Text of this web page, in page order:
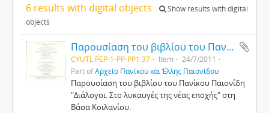
6 results with digital objects
Show results with digital
objects
Παρουσίαση του βιβλίου του Πανίκου Παιονίδη "Διάλογοι. Στο λυκαυγές της νέας εποχής"
CYUTL PEP-1-PP-PP1.37 Item
24/7/2011
Part ofΑρχείο Πανίκου και Έλλης Παιονίδου
Παρουσίαση του βιβλίου του Πανίκου Παιονίδη
"Διάλογοι. Στο λυκαυγές της νέας εποχής" στη
Βάσα Κοιλανίου.